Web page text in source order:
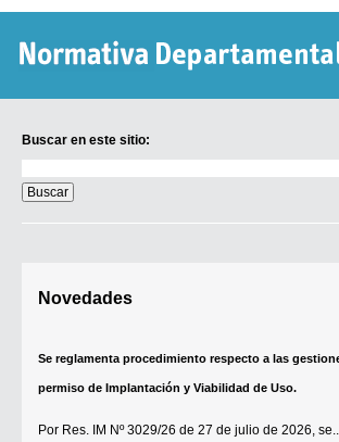
Buscar en este sitio:
en
este
sitio:
Novedades
Se reglamenta procedimiento respecto a las
permiso de Implantación y Viabilidad de Uso.
Por Res. IM Nº 3029/26 de 27 de julio de 2026,